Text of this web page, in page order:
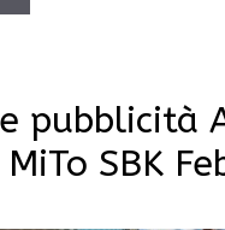
pubblicità
SBK